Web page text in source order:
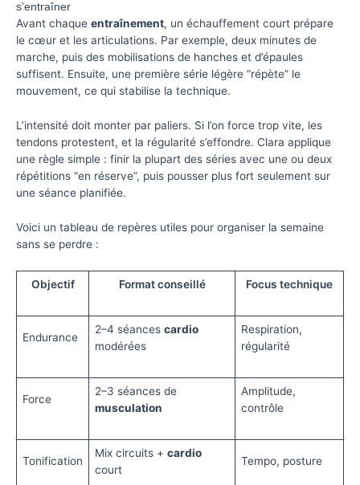
s’entraîner
Avant chaque entraînement, un échauffement court prépare
le cœur et les articulations. Par exemple, deux minutes de
marche, puis des mobilisations de hanches et d’épaules
suffisent. Ensuite, une première série légère “répète” le
mouvement, ce qui stabilise la technique.
L’intensité doit monter par paliers. Si l’on force trop vite, les
tendons protestent, et la régularité s’effondre. Clara applique
une règle simple : finir la plupart des séries avec une ou deux
répétitions “en réserve”, puis pousser plus fort seulement sur
une séance planifiée.
Voici un tableau de repères utiles pour organiser la semaine
sans se perdre :
Objectif Format conseillé Focus technique
Endurance
2–4 séances cardio
modérées
Respiration,
régularité
Force
2–3 séances de
musculation
Amplitude,
contrôle
Tonification
Mix circuits + cardio
court
Tempo, posture